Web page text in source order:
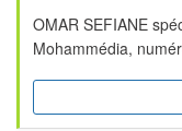
OMAR SEFIANE
Mohammédia,